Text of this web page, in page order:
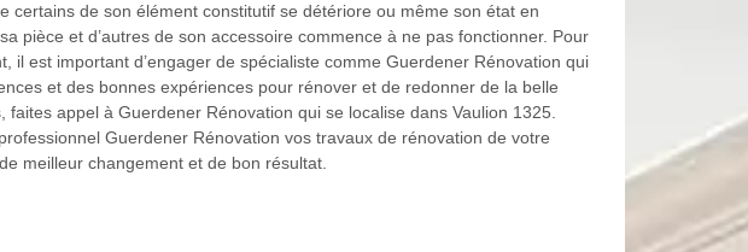
certains de son élément constitutif se détériore ou même son état en
pièce et d’autres de son accessoire commence à ne pas fonctionner. Pour
il est important d’engager de spécialiste comme Guerdener Rénovation qui
et des bonnes expériences pour rénover et de redonner de la belle
faites appel à Guerdener Rénovation qui se localise dans Vaulion 1325.
Guerdener Rénovation vos travaux de rénovation de votre
meilleur changement et de bon résultat.